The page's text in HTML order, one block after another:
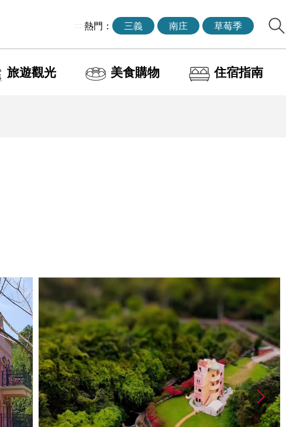
::: 熱門： 三義 南庄 草莓季
旅遊觀光 美食購物 住宿指南